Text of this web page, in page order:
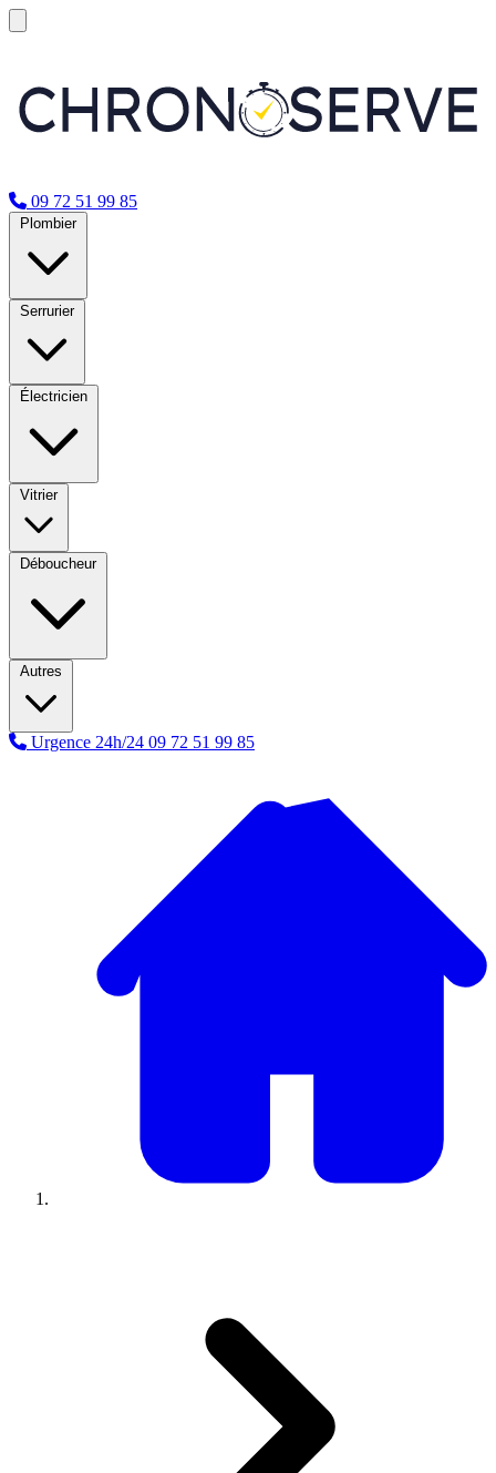
09 72 51 99 85
Plombier
Serrurier
Électricien
Vitrier
Déboucheur
Autres
Urgence 24h/24 09 72 51 99 85